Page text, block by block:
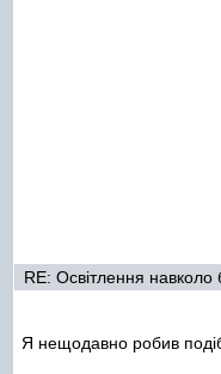
RE: Освітлення навколо
Я нещодавно робив